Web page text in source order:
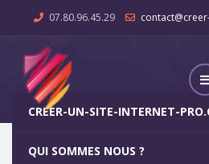
07.80.96.45.29
CREER-UN-SITE-INTERNET-
QUI SOMMES NOUS ?
Agence Web